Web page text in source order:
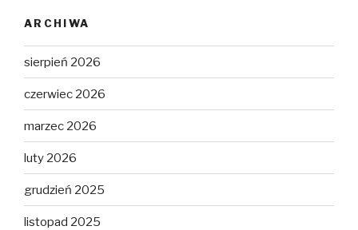
ARCHIWA
sierpień 2026
czerwiec 2026
marzec 2026
luty 2026
grudzień 2025
listopad 2025